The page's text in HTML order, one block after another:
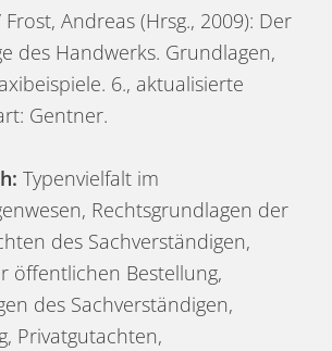
Andreas (Hrsg., 2009): Der
des Handwerks. Grundlagen,
6., aktualisierte
Gentner.
Typenvielfalt im
Rechtsgrundlagen der
des Sachverständigen,
öffentlichen Bestellung,
des Sachverständigen,
Privatgutachten,